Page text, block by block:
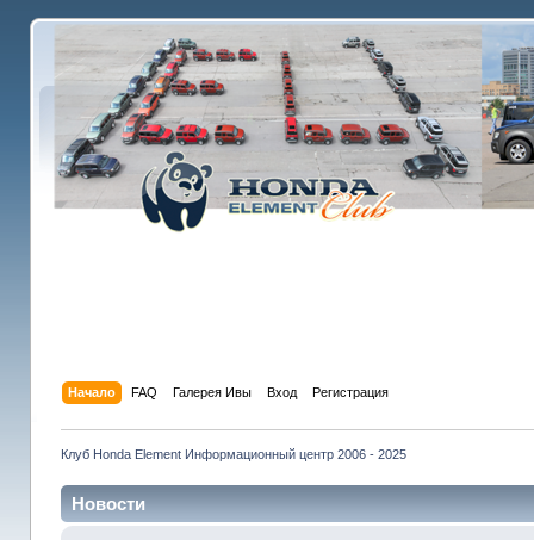
Начало FAQ Галерея Ивы Вход Регистрация
Клуб Honda Element Информационный центр 2006 - 2025
Новости